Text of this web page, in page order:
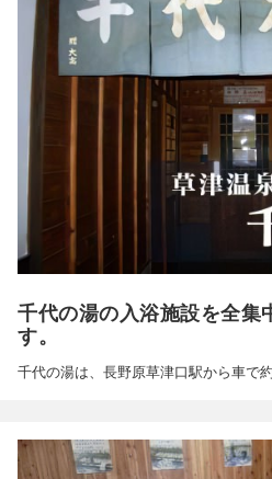
千代の湯の入浴施設を全集
す。
千代の湯は、長野原草津口駅から車で